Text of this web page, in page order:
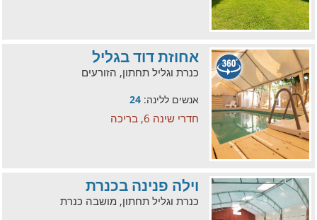
אחוזת דוד בגליל
כנרת וגליל תחתון, הזורעים
אנשים ללינה: 24
חדרי שינה 6, בריכה
וילה פנינה בכנרת
כנרת וגליל תחתון, מושבה כנרת